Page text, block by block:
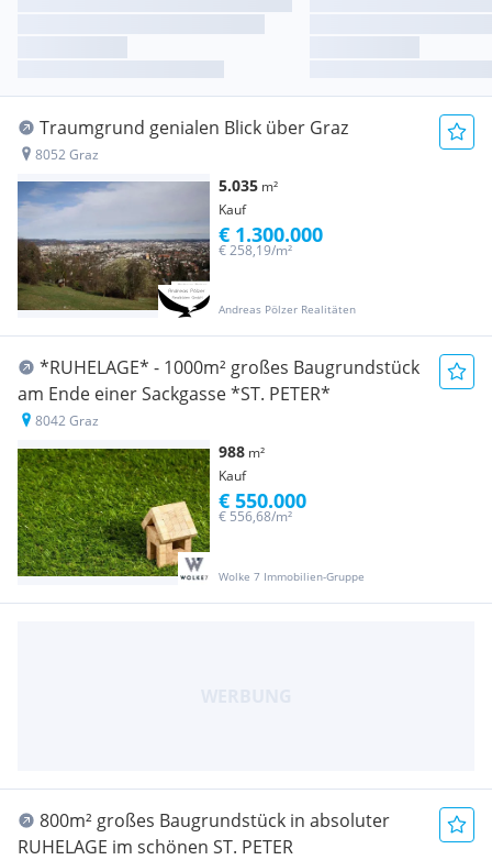
Traumgrund genialen Blick über Graz
8052 Graz
5.035 m²
Kauf
Andreas Pölzer Realitäten
€ 258,19/m²
€ 1.300.000
*RUHELAGE* - 1000m² großes Baugrundstück
am Ende einer Sackgasse *ST. PETER*
8042 Graz
988 m²
Kauf
Wolke 7 Immobilien-Gruppe
€ 556,68/m²
€ 550.000
800m² großes Baugrundstück in absoluter
RUHELAGE im schönen ST. PETER